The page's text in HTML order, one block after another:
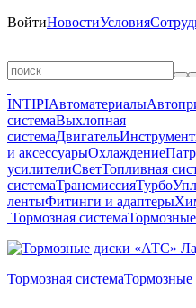
ВойтиНовостиУсловия
INTIPIАвтоматериалы
системаВыхлопная
системаДвигатель
и аксессуарыОхлаждение
усилителиСветТопливная
системаТрансмиссияТурбо
лентыФитинги и адаптеры
Тормозная система
Тормозная системаТормозные